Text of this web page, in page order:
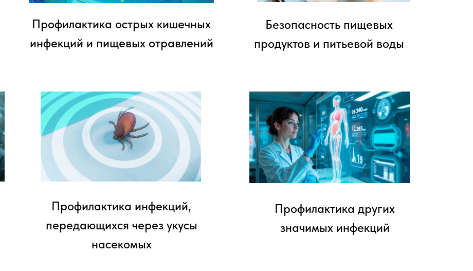
Профилактика острых кишечных
инфекций и пищевых отравлений
Безопасность пищевых
продуктов и питьевой воды
Профилактика инфекций,
передающихся через укусы
насекомых
Профилактика других
значимых инфекций